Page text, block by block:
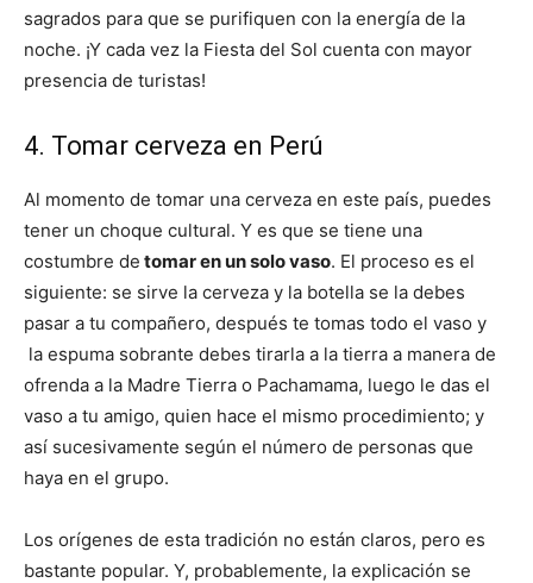
sagrados para que se purifiquen con la energía de la
noche. ¡Y cada vez la Fiesta del Sol cuenta con mayor
presencia de turistas!
4. Tomar cerveza en Perú
Al momento de tomar una cerveza en este país, puedes
tener un choque cultural. Y es que se tiene una
costumbre de tomar en un solo vaso. El proceso es el
siguiente: se sirve la cerveza y la botella se la debes
pasar a tu compañero, después te tomas todo el vaso y
la espuma sobrante debes tirarla a la tierra a manera de
ofrenda a la Madre Tierra o Pachamama, luego le das el
vaso a tu amigo, quien hace el mismo procedimiento; y
así sucesivamente según el número de personas que
haya en el grupo.
Los orígenes de esta tradición no están claros, pero es
bastante popular. Y, probablemente, la explicación se